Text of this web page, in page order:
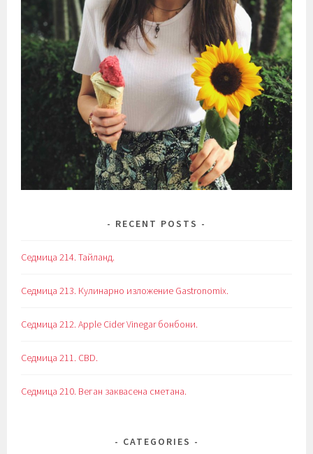
RECENT POSTS
Седмица 214. Тайланд.
Седмица 213. Кулинарно изложение Gastronomix.
Седмица 212. Apple Cider Vinegar бонбони.
Седмица 211. CBD.
Седмица 210. Веган заквасена сметана.
CATEGORIES